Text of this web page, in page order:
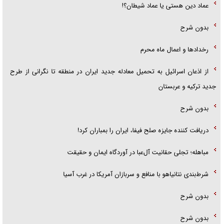
عماد دین هستی یا عماد شیطان؟!
بدون شرح
رخداد‌ها و اعمال ماه محرم
از اذعان اسرائیل به تحمیل معادله جدید ایران در منطقه تا نگرانی از طرح
جدید ترکیه و عربستان
بدون شرح
دریافت کننده جایزه صلح فیفا، ایران را بمباران کرد!
مباهله؛ تجلی حقانیت آل‌عبا در آوردگاه ایمان و حقیقت
شرط‌بندی نتانیاهو با منافع و سربازان آمریکا در غرب آسیا
بدون شرح
بدون شرح